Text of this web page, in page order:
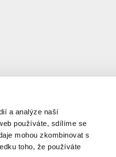
a analýze naší
používáte, sdílíme se
mohou zkombinovat s
toho, že používáte